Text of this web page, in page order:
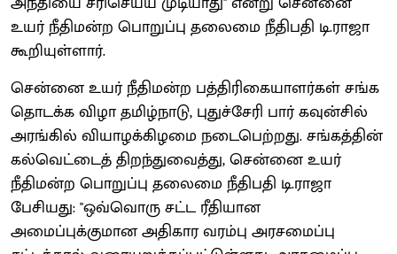
உயர் நீதிமன்ற பொறுப்பு தலைமை நீதிபதி டி.ராஜா
கூறியுள்ளார்.
சென்னை உயர் நீதிமன்ற பத்திரிகையாளர்கள் சங்க
தொடக்க விழா தமிழ்நாடு, புதுச்சேரி பார் கவுன்சில்
அரங்கில் வியாழக்கிழமை நடைபெற்றது. சங்கத்தின்
கல்வெட்டைத் திறந்துவைத்து, சென்னை உயர்
நீதிமன்ற பொறுப்பு தலைமை நீதிபதி டி.ராஜா
பேசியது: "ஒவ்வொரு சட்ட ரீதியான
அமைப்புக்குமான அதிகார வரம்பு அரசமைப்பு